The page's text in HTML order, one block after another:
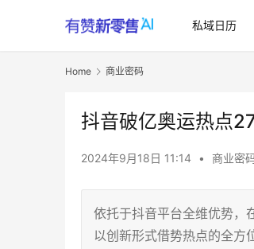
私域日历
Home 商业密码
抖音破亿奥运热点
2024年9月18日 11:14 • 商业密
依托于抖音平台全维优势，
以创新形式借势热点的全方